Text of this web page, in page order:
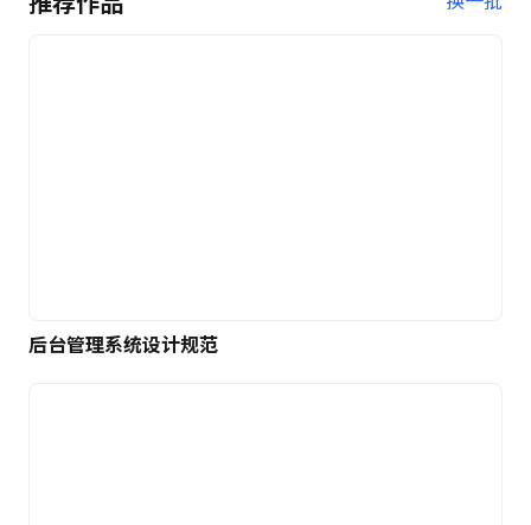
后台管理系统设计规范